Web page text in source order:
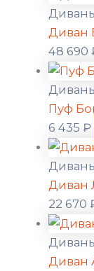
Диван
48 690
Пуф
6 435₽
Диван
22 670
Диван